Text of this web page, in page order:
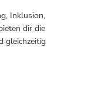
Inklusion,
dir die
gleichzeitig